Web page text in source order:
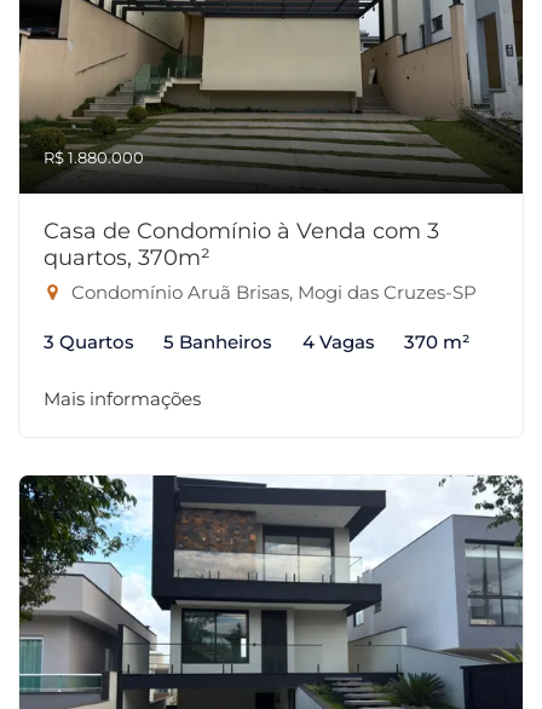
R$ 1.880.000
Casa de Condomínio à Venda com 3
quartos, 370m²
Condomínio Aruã Brisas, Mogi das Cruzes-SP
3 Quartos 5 Banheiros 4 Vagas 370 m²
Mais informações